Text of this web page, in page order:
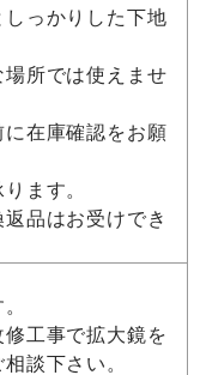
っかりした下地
所では使えませ
在庫確認をお願
ます。
品はお受けでき
工事で拡大鏡を
談下さい。